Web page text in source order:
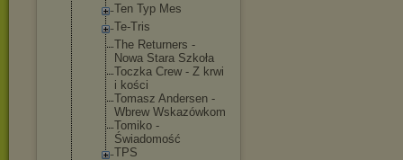
Ten Typ Mes
Te-Tris
The Returners -
Nowa Stara Szkoła
Toczka Crew - Z krwi
i kości
Tomasz Andersen -
Wbrew Wskazówkom
Tomiko -
Świadomość
TPS